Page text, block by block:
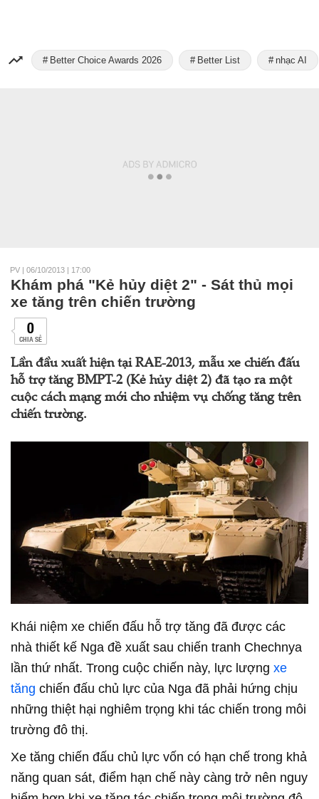
Better Choice Awards 2026 Better List nhạc AI
PV | 06/10/2013 | 17:00
Khám phá "Kẻ hủy diệt 2" - Sát thủ mọi
xe tăng trên chiến trường
0
CHIA SẺ
Lần đầu xuất hiện tại RAE-2013, mẫu xe chiến đấu
hỗ trợ tăng BMPT-2 (Kẻ hủy diệt 2) đã tạo ra một
cuộc cách mạng mới cho nhiệm vụ chống tăng trên
chiến trường.
Khái niệm xe chiến đấu hỗ trợ tăng đã được các
nhà thiết kế Nga đề xuất sau chiến tranh Chechnya
lần thứ nhất. Trong cuộc chiến này, lực lượng xe
tăng chiến đấu chủ lực của Nga đã phải hứng chịu
những thiệt hại nghiêm trọng khi tác chiến trong môi
trường đô thị.
Xe tăng chiến đấu chủ lực vốn có hạn chế trong khả
năng quan sát, điểm hạn chế này càng trở nên nguy